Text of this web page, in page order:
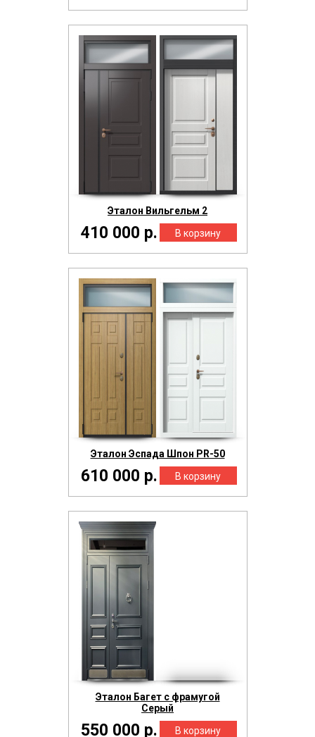
Эталон Вильгельм 2
410 000 р.
Эталон Эспада Шпон PR-50
610 000 р.
Эталон Багет с фрамугой
Серый
550 000 р.